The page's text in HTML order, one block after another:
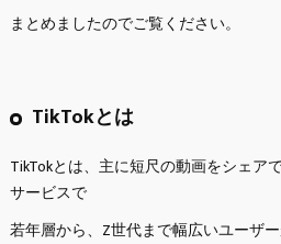
まとめましたのでご覧ください。
TikTokとは
TikTokとは、主に短尺の動画をシェア
サービスで
若年層から、Z世代まで幅広いユーザ